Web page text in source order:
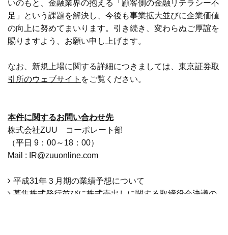
いのもと、金融業界の抱える「顧客側の金融リテラシー不
足」という課題を解決し、今後も事業拡大並びに企業価値
の向上に努めてまいります。引き続き、変わらぬご厚誼を
賜りますよう、お願い申し上げます。
なお、新規上場に関する詳細につきましては、 東京証券取
引所のウェブサイト をご覧ください。
本件に関するお問い合わせ先
株式会社ZUU コーポレート部
（平日 9：00～18：00）
Mail : IR@zuuonline.com
平成31年３月期の業績予想について
募集株式発行並びに株式売出しに関する取締役会決議の